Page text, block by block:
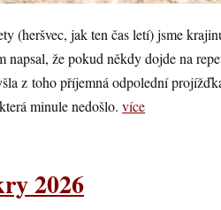
(heršvec, jak ten čas letí) jsme
napsal, že pokud někdy dojde na
z toho příjemná odpolední
minule nedošlo.více
2026